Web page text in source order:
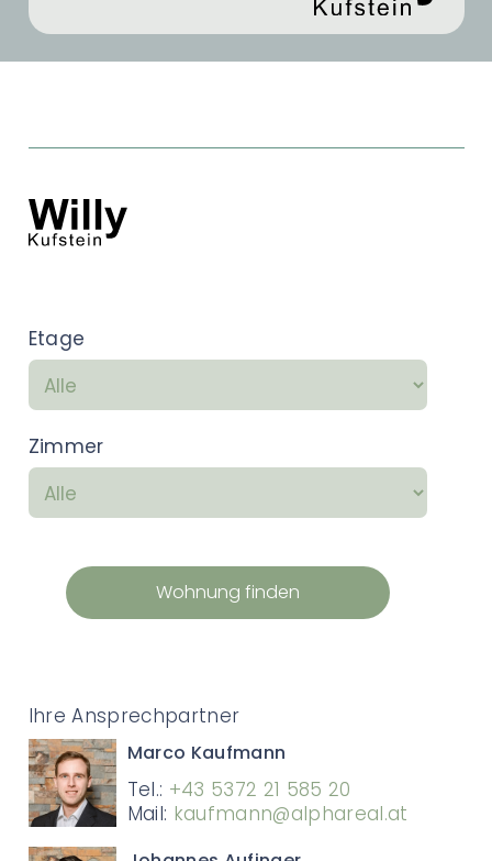
Etage
Zimmer
Wohnung finden
Ihre Ansprechpartner
Marco Kaufmann
Tel.: +43 5372 21 585 20
Mail: kaufmann@alphareal.at